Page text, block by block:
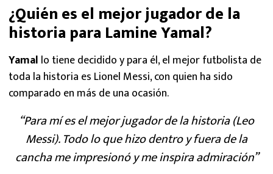
¿Quién es el mejor jugador de la
historia para Lamine Yamal?
Yamal lo tiene decidido y para él, el mejor futbolista de
toda la historia es Lionel Messi, con quien ha sido
comparado en más de una ocasión.
“Para mí es el mejor jugador de la historia (Leo
Messi). Todo lo que hizo dentro y fuera de la
cancha me impresionó y me inspira admiración”